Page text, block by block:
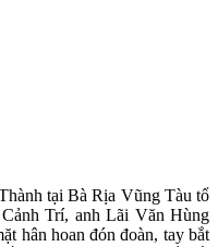
tại Bà Rịa Vũng Tàu tổ
Trí, anh Lãi Văn Hùng
hân hoan đón đoàn, tay bắt